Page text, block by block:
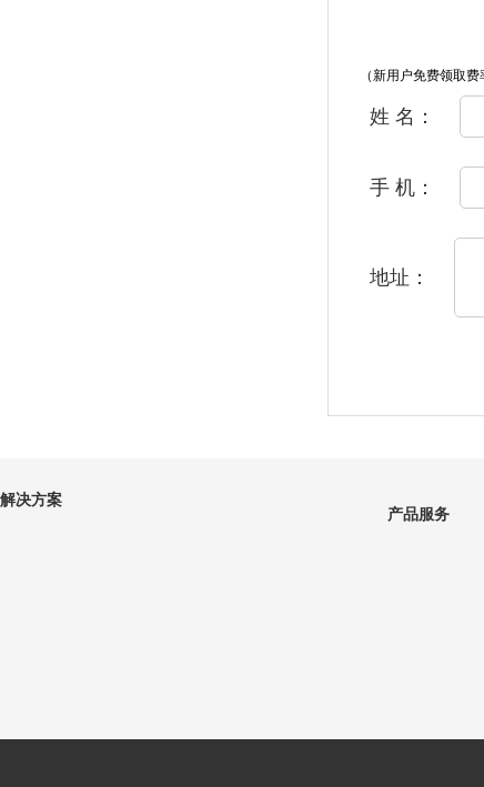
（新用户免费领取
姓 名：
手 机：
地址：
解决方案
产品服务